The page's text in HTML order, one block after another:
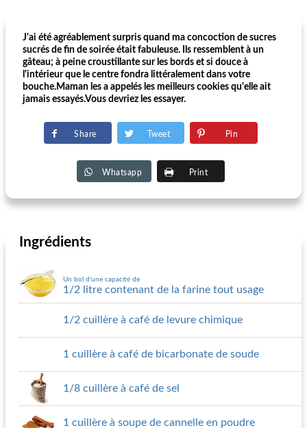
J'ai été agréablement surpris quand ma concoction de sucres
sucrés de fin de soirée était fabuleuse. Ils ressemblent à un
gâteau; à peine croustillante sur les bords et si douce à
l'intérieur que le centre fondra littéralement dans votre
bouche.Maman les a appelés les meilleurs cookies qu'elle ait
jamais essayés.Vous devriez les essayer.
Share Tweet Pin
Whatsapp Print
Ingrédients
Un bol d'une capacité de
1/2 litre contenant de la farine tout usage
1/2 cuillère à café de levure chimique
1 cuillère à café de bicarbonate de soude
1/8 cuillère à café de sel
1 cuillère à soupe de cannelle en poudre